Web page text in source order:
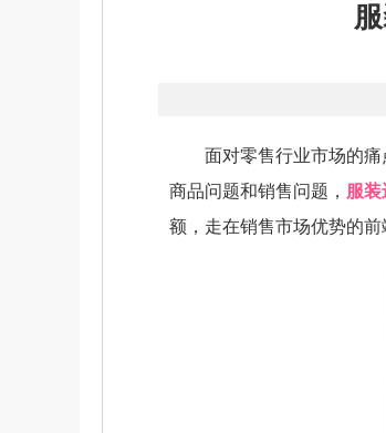
面对零售行业市场的痛
商品问题和销售问题， 服
额，走在销售市场优势的前